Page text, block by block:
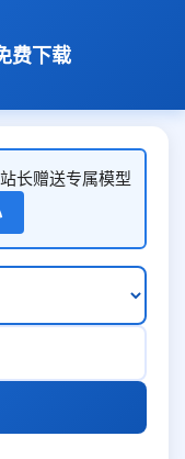
费下载
长赠送专属模型